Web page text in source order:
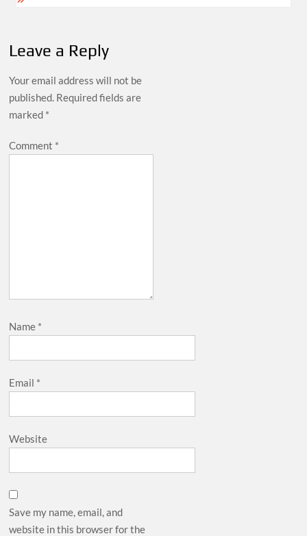
Leave a Reply
Your email address will not be
published. Required fields are
marked *
Comment *
Name *
Email *
Website
Save my name, email, and
website in this browser for the